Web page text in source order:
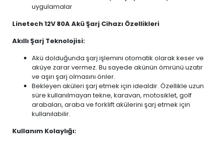
uygulamalar
Linetech 12V 80A Akü Şarj Cihazı Özellikleri
Akıllı Şarj Teknolojisi:
Akü dolduğunda şarj işlemini otomatik olarak keser ve
aküye zarar vermez. Bu sayede akünün ömrünü uzatır
ve aşırı şarj olmasını önler.
Bekleyen aküleri şarj etmek için idealdir. Özellikle uzun
süre kullanılmayan tekne, karavan, motosiklet, golf
arabaları, araba ve forklift akülerini şarj etmek için
kullanılabilir.
Kullanım Kolaylığı: